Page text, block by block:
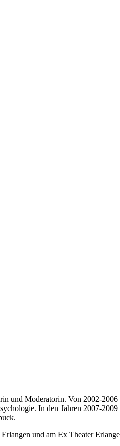
und Moderatorin. Von 2002-
In den Jahren 2007-
und am Ex Theater